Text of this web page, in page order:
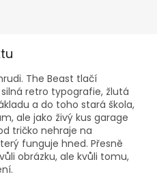
The Beast tlačí
retro typografie, žlutá
a do toho stará škola,
ale jako živý kus garage
tričko nehraje na
funguje hned. Přesně
obrázku, ale kvůli tomu,